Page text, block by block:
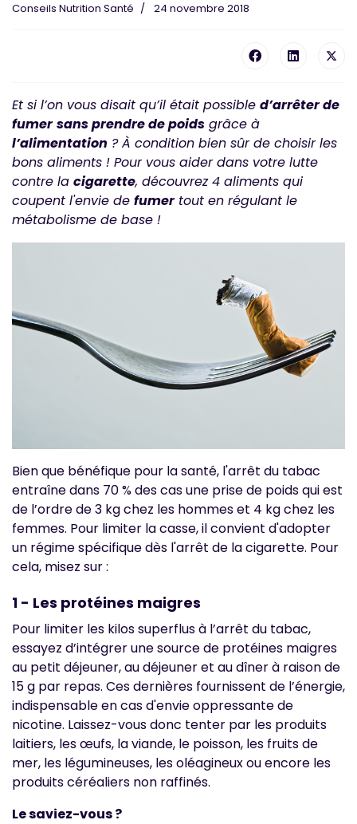
Conseils Nutrition Santé 24 novembre 2018
Et si l’on vous disait qu’il était possible d’arrêter de
fumer sans prendre de poids grâce à
l’alimentation ? À condition bien sûr de choisir les
bons aliments ! Pour vous aider dans votre lutte
contre la cigarette, découvrez 4 aliments qui
coupent l'envie de fumertout en régulant le
métabolisme de base !
Bien que bénéfique pour la santé, l'arrêt du tabac
entraîne dans 70 % des cas une prise de poids qui est
de l’ordre de 3 kg chez les hommes et 4 kg chez les
femmes. Pour limiter la casse, il convient d'adopter
un régime spécifique dès l'arrêt de la cigarette. Pour
cela, misez sur :
1 - Les protéines maigres
Pour limiter les kilos superflus à l’arrêt du tabac,
essayez d’intégrer une source de protéines maigres
au petit déjeuner, au déjeuner et au dîner à raison de
15 g par repas. Ces dernières fournissent de l’énergie,
indispensable en cas d'envie oppressante de
nicotine. Laissez-vous donc tenter par les produits
laitiers, les œufs, la viande, le poisson, les fruits de
mer, les légumineuses, les oléagineux ou encore les
produits céréaliers non raffinés.
Le saviez-vous ?